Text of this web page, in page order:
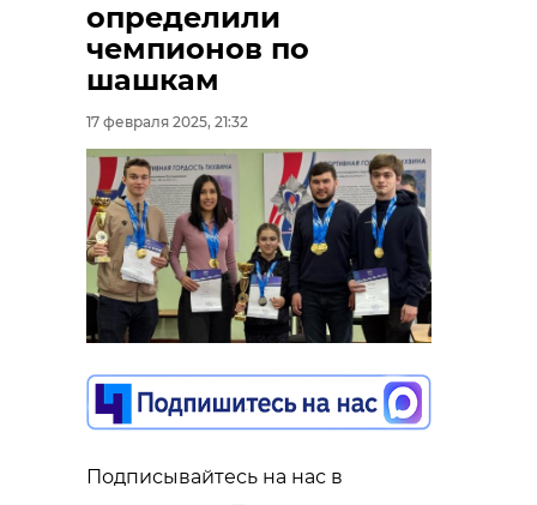
определили
чемпионов по
шашкам
17 февраля 2025, 21:32
Подписывайтесь на нас в